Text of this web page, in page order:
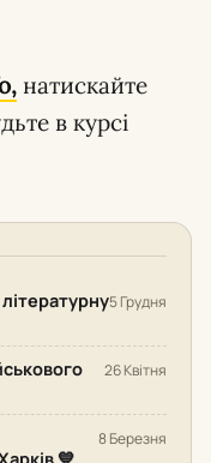
натискайте
в курсі
5 Грудня
26 Квітня
8 Березня